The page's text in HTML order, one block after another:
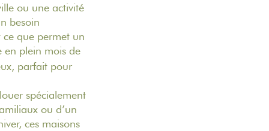
ou une activité
besoin
que permet un
en plein mois de
parfait pour
spécialement
ou d’un
ces maisons